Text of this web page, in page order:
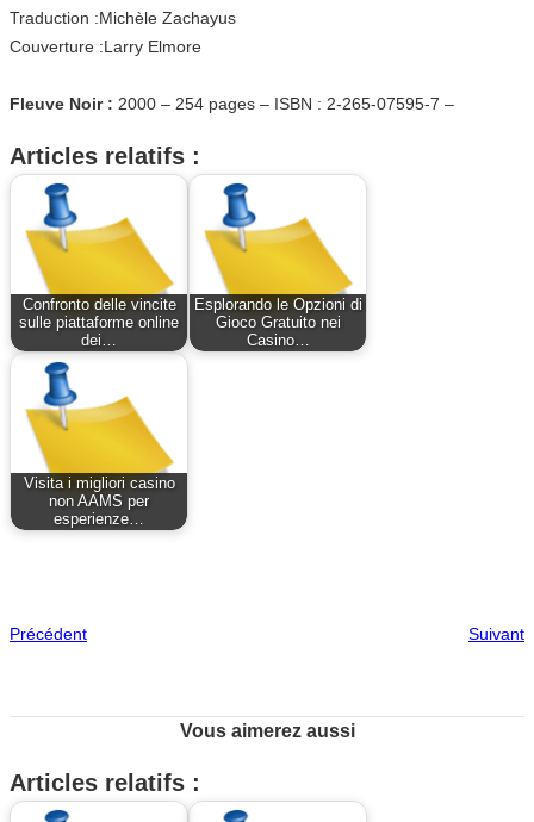
Traduction :Michèle Zachayus
Couverture :Larry Elmore
Fleuve Noir : 2000 – 254 pages – ISBN : 2-265-07595-7 –
Articles relatifs :
Confronto delle vincite
sulle piattaforme online
dei…
Esplorando le Opzioni di
Gioco Gratuito nei
Casino…
Visita i migliori casino
non AAMS per
esperienze…
Précédent Suivant
Vous aimerez aussi
Articles relatifs :